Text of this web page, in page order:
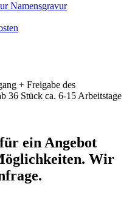
Namensgravur
+ Freigabe des
36 Stück ca. 6-15 Arbeitstage
ein Angebot
Wir